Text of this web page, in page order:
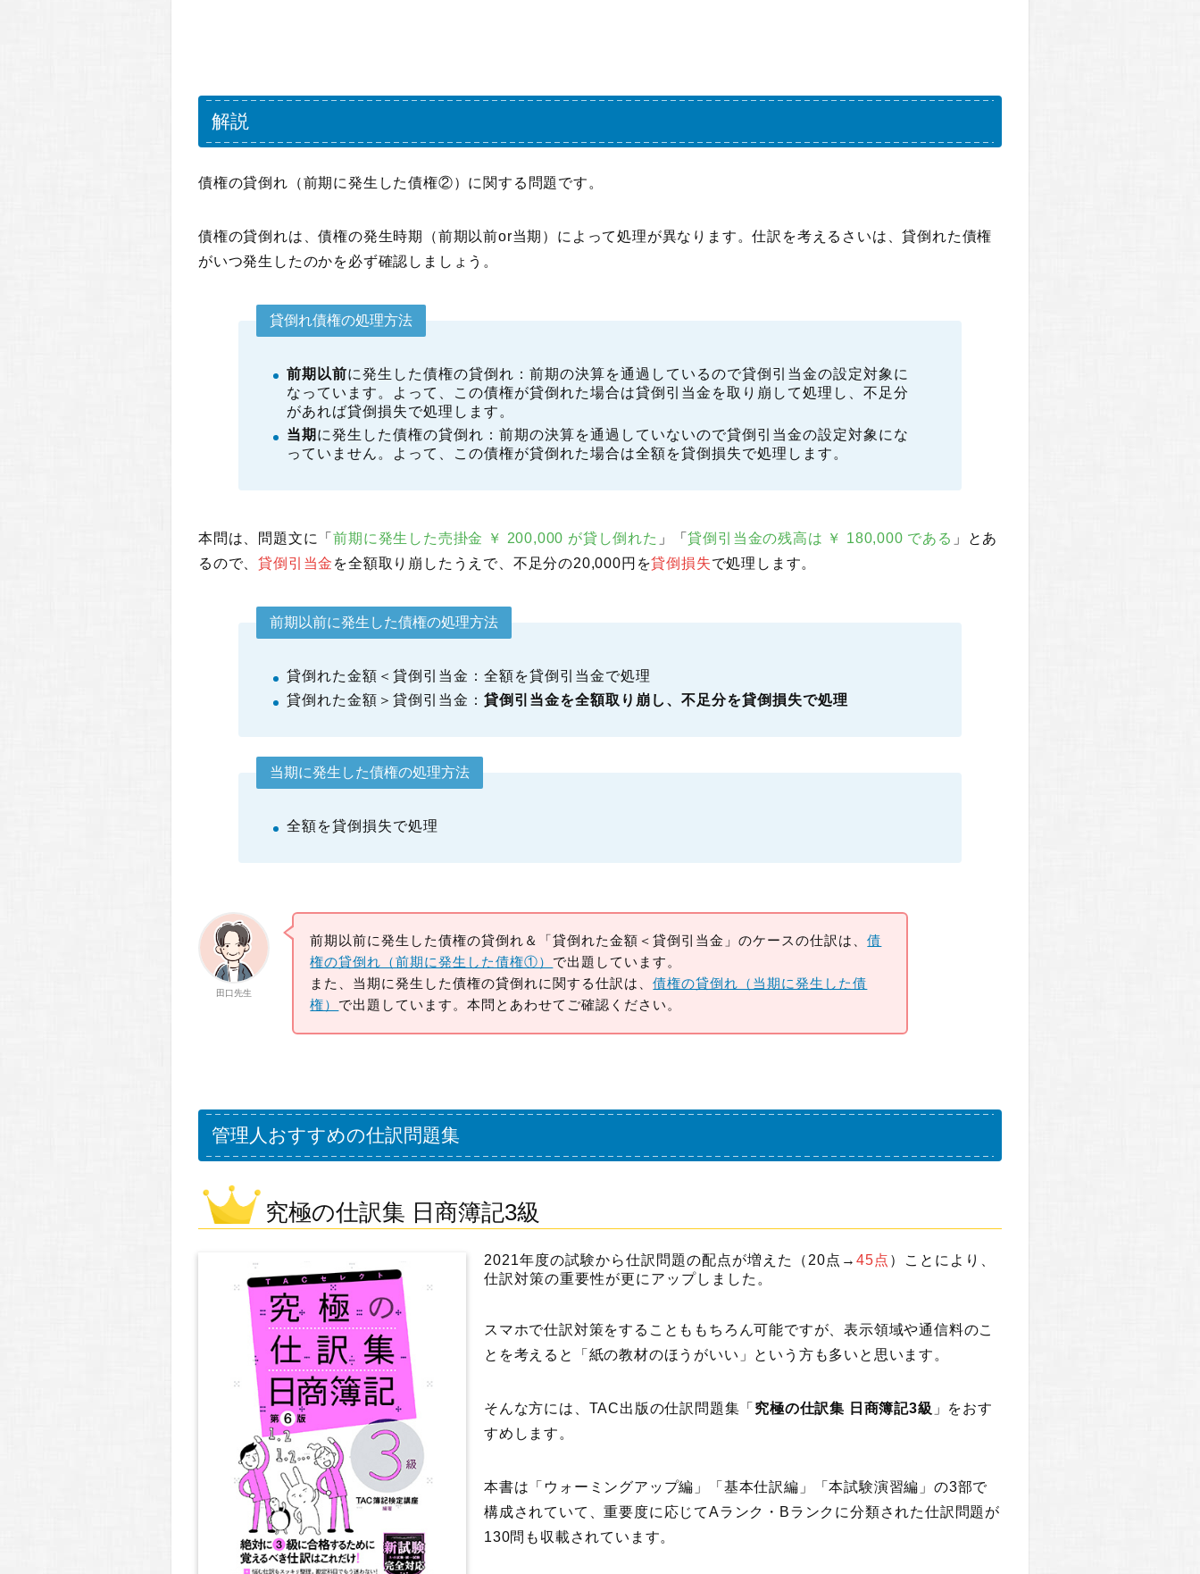
解説
債権の貸倒れ（前期に発生した債権②）に関する問題です。
債権の貸倒れは、債権の発生時期（前期以前or当期）によって処理が異なります。仕訳を考えるさいは、貸倒れた債権
がいつ発生したのかを必ず確認しましょう。
貸倒れ債権の処理方法
前期以前に発生した債権の貸倒れ：前期の決算を通過しているので貸倒引当金の設定対象に
なっています。よって、この債権が貸倒れた場合は貸倒引当金を取り崩して処理し、不足分
があれば貸倒損失で処理します。
当期 に発生した債権の貸倒れ：前期の決算を通過していないので貸倒引当金の設定対象にな
っていません。よって、この債権が貸倒れた場合は全額を貸倒損失で処理します。
本問は、問題文に「前期に発生した売掛金 ￥ 200,000 が貸し倒れた 」「貸倒引当金の残高は ￥ 180,000 である 」とあ
るので、貸倒引当金 を全額取り崩したうえで、不足分の20,000円を貸倒損失で処理します。
前期以前に発生した債権の処理方法
貸倒れた金額＜貸倒引当金：全額を貸倒引当金で処理
貸倒れた金額＞貸倒引当金： 貸倒引当金を全額取り崩し、不足分を貸倒損失で処理
当期に発生した債権の処理方法
全額を貸倒損失で処理
田口先生
前期以前に発生した債権の貸倒れ＆「貸倒れた金額＜貸倒引当金」のケースの仕訳は、債
権の貸倒れ（前期に発生した債権①） で出題しています。
また、当期に発生した債権の貸倒れに関する仕訳は、債権の貸倒れ（当期に発生した債
権） で出題しています。本問とあわせてご確認ください。
管理人おすすめの仕訳問題集
究極の仕訳集 日商簿記3級
2021年度の試験から仕訳問題の配点が増えた（20点→ 45点 ）ことにより、
仕訳対策の重要性が更にアップしました。
スマホで仕訳対策をすることももちろん可能ですが、表示領域や通信料のこ
とを考えると「紙の教材のほうがいい」という方も多いと思います。
そんな方には、TAC出版の仕訳問題集「 究極の仕訳集 日商簿記3級 」をおす
すめします。
本書は「ウォーミングアップ編」「基本仕訳編」「本試験演習編」の3部で
構成されていて、重要度に応じてAランク・Bランクに分類された仕訳問題が
130問も収載されています。